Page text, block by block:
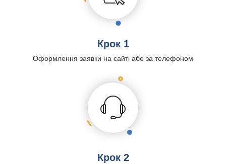
Крок 1
Оформлення заявки на сайті або за телефоном
Крок 2